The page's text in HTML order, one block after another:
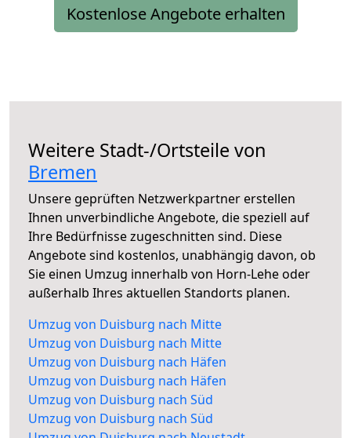
Kostenlose Angebote erhalten
Weitere Stadt-/Ortsteile von
Bremen
Unsere geprüften Netzwerkpartner erstellen
Ihnen unverbindliche Angebote, die speziell auf
Ihre Bedürfnisse zugeschnitten sind. Diese
Angebote sind kostenlos, unabhängig davon, ob
Sie einen Umzug innerhalb von Horn-Lehe oder
außerhalb Ihres aktuellen Standorts planen.
Umzug von Duisburg nach Mitte
Umzug von Duisburg nach Mitte
Umzug von Duisburg nach Häfen
Umzug von Duisburg nach Häfen
Umzug von Duisburg nach Süd
Umzug von Duisburg nach Süd